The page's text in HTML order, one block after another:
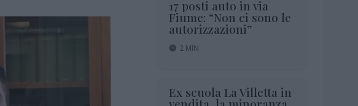
17 posti auto in via
Fiume: “Non ci sono le
autorizzazioni”
2 MIN
Ex scuola La Villetta in